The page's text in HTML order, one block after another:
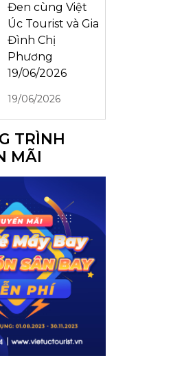
Đen cùng Việt
Úc Tourist và Gia
Đình Chị
Phương
19/06/2026
19/06/2026
TRÌNH
MÃI